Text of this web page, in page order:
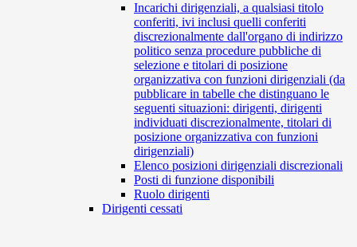
Incarichi dirigenziali, a qualsiasi titolo
conferiti, ivi inclusi quelli conferiti
discrezionalmente dall'organo di indirizzo
politico senza procedure pubbliche di
selezione e titolari di posizione
organizzativa con funzioni dirigenziali (da
pubblicare in tabelle che distinguano le
seguenti situazioni: dirigenti, dirigenti
individuati discrezionalmente, titolari di
posizione organizzativa con funzioni
dirigenziali)
Elenco posizioni dirigenziali discrezionali
Posti di funzione disponibili
Ruolo dirigenti
Dirigenti cessati